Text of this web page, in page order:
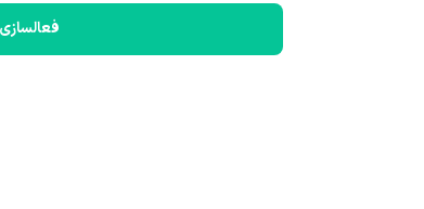
فعالسازی